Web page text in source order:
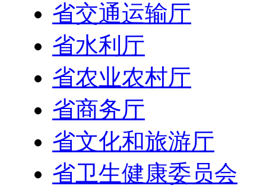
省交通运输厅
省水利厅
省农业农村厅
省商务厅
省文化和旅游厅
省卫生健康委员会